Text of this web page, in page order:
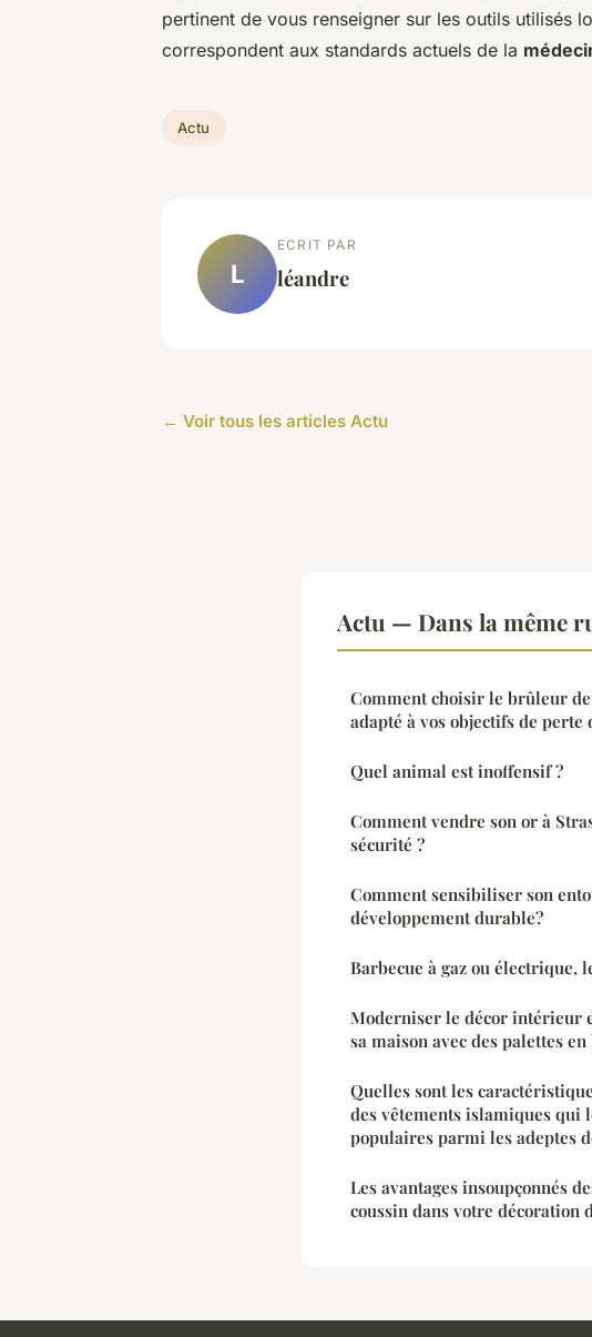
pertinent de vous renseigner sur les outils utilisés
correspondent aux standards actuels de la
Actu
L
ECRIT PAR
léandre
← Voir tous les articles Actu
Actu — Dans la même
Comment choisir le brûleur
adapté à vos objectifs de perte
Quel animal est inoffensif ?
Comment vendre son or à
sécurité ?
Comment sensibiliser son
développement durable?
Barbecue à gaz ou électrique,
Moderniser le décor intérieur
sa maison avec des palettes en
Quelles sont les
des vêtements islamiques qui
populaires parmi les adeptes
Les avantages insoupçonnés
coussin dans votre décoration